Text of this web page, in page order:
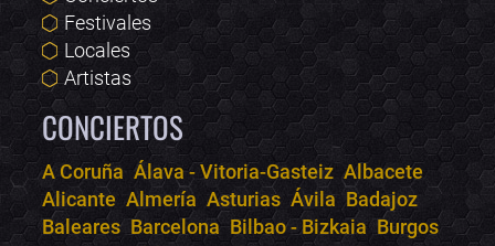
Festivales
Locales
Artistas
CONCIERTOS
A Coruña Álava - Vitoria-Gasteiz Albacete
Alicante Almería Asturias Ávila Badajoz
Baleares Barcelona Bilbao - Bizkaia Burgos
Bololoco · conciertos.club